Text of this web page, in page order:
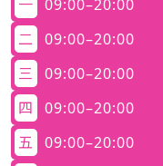
一 09:00–20:00
二 09:00–20:00
三
09:00–20:00
四
09:00–20:00
五
09:00–20:00